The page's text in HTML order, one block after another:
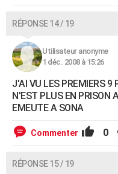
RÉPONSE 14 / 19
Utilisateur anonyme
1 déc. 2008 à 15:26
J'AI VU LES PREMIERS 9
N'EST PLUS EN PRISON
EMEUTE A SONA
Commenter 0
RÉPONSE 15 / 19